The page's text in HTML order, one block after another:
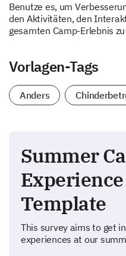
Benutze es, um
den Aktivitäten, den
gesamten Camp-Erlebnis
Vorlagen-Tags
Anders
Summer
Template
This survey aims to get
experiences at our